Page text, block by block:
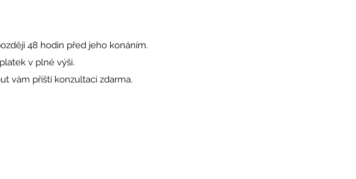
48 hodin před jeho konáním.
v plné výši.
vám příští konzultaci zdarma.